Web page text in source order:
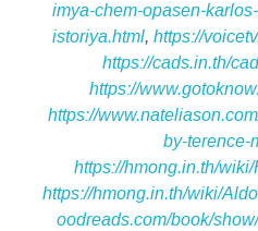
imya-chem-opasen-
istoriya.html, https://
https://cads.in.th/
https://
https://
by-terence-
https://hmong.in.th/
https://hmong.in.th/wiki/
oodreads.com/book/